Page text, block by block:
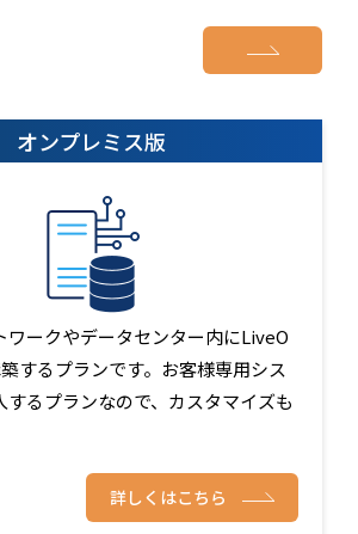
オンプレミス版
ワークやデータセンター内にLiveO
するプランです。お客様専用シス
するプランなので、カスタマイズも
詳しくはこちら